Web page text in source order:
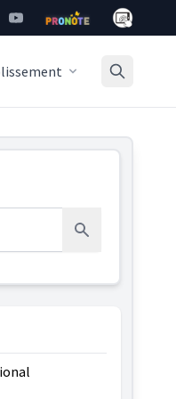
YouTubePronote Mon
Rechercher